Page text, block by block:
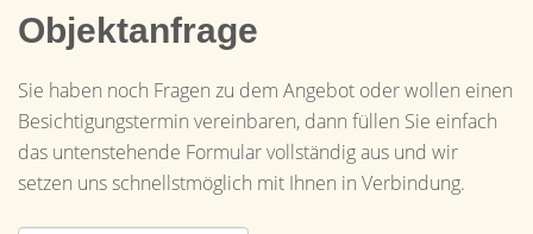
Objektanfrage
Sie haben noch Fragen zu dem Angebot oder wollen einen
Besichtigungstermin vereinbaren, dann füllen Sie einfach
das untenstehende Formular vollständig aus und wir
setzen uns schnellstmöglich mit Ihnen in Verbindung.